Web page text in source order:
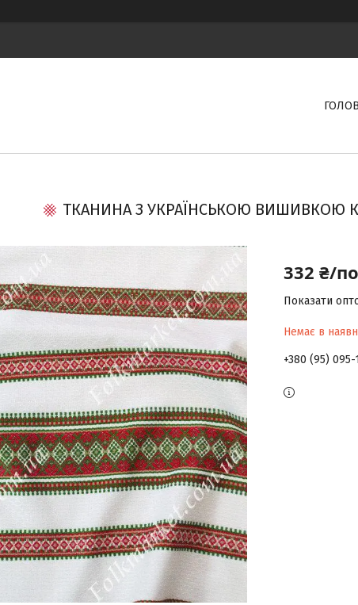
ТКАНИНА З УКРАЇНСЬКОЮ ВИШИВКОЮ
332 ₴/
Показати
Немає в
+380 (95) 095-